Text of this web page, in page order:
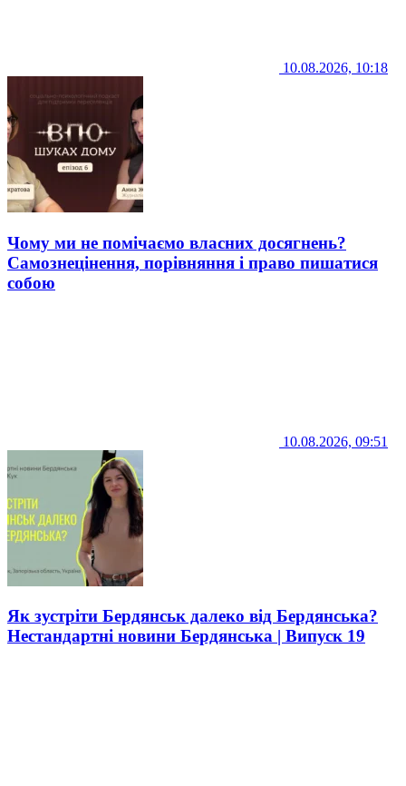
10.08.2026, 10:18
Чому ми не помічаємо власних досягнень?
Самознецінення, порівняння і право пишатися
собою
10.08.2026, 09:51
Як зустріти Бердянськ далеко від Бердянська?
Нестандартні новини Бердянська | Випуск 19